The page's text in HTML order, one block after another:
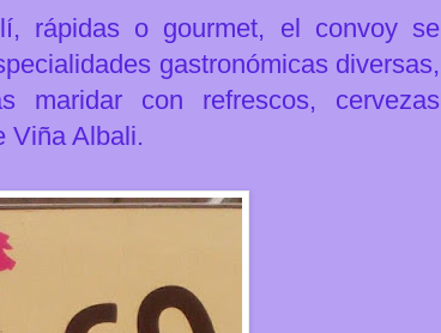
rápidas o gourmet, el convoy se
gastronómicas diversas,
maridar con refrescos, cervezas
Viña Albali.